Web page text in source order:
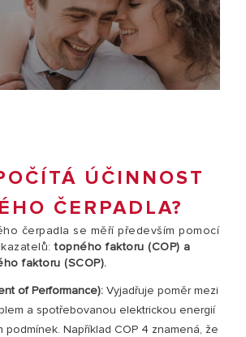
ÚČINNOST
ČERPADLA?
čerpadla se měří především pomocí
topného faktoru (COP) a
faktoru (SCOP).
of Performance): Vyjadřuje poměr mezi
a spotřebovanou elektrickou energií
podmínek. Například COP 4 znamená, že